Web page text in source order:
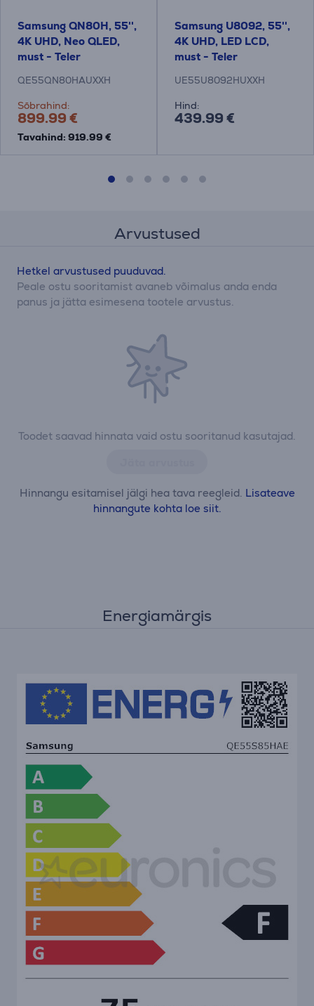
Samsung QN80H, 55'',
4K UHD, Neo QLED,
must - Teler
QE55QN80HAUXXH
Sõbrahind:
899.99 €
Tavahind: 919.99 €
Samsung U8092, 55'',
4K UHD, LED LCD,
must - Teler
UE55U8092HUXXH
Hind:
439.99 €
Arvustused
Toodet saavad hinnata vaid ostu sooritanud kasutajad.
Hinnangu esitamisel jälgi hea tava reegleid. Lisateave
hinnangute kohta loe siit.
Hetkel arvustused puuduvad.
Peale ostu sooritamist avaneb võimalus anda enda
panus ja jätta esimesena tootele arvustus.
Energiamärgis